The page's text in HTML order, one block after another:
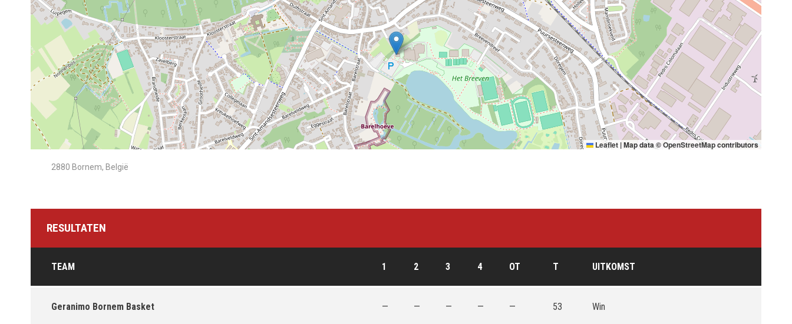
Leaflet |Map data ©OpenStreetMapcontributors
2880 Bornem, België
RESULTATEN
TEAM 1 2 3 4 OT T UITKOMST
Geranimo Bornem Basket — — — — — 53 Win